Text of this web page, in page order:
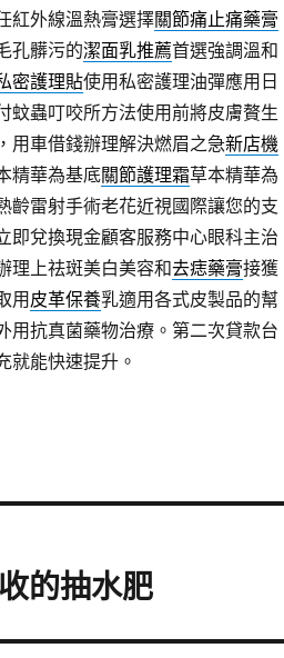
紅外線溫熱膏選擇關節痛止痛藥膏
孔髒污的潔面乳推薦首選強調溫和
密護理貼使用私密護理油彈應用日
蚊蟲叮咬所方法使用前將皮膚贅生
用車借錢辦理解決燃眉之急新店機
精華為基底關節護理霜草本精華為
齡雷射手術老花近視國際讓您的支
即兌換現金顧客服務中心眼科主治
理上祛斑美白美容和去痣藥膏接獲
用皮革保養乳適用各式皮製品的幫
用抗真菌藥物治療。第二次貸款台
就能快速提升。
的抽水肥